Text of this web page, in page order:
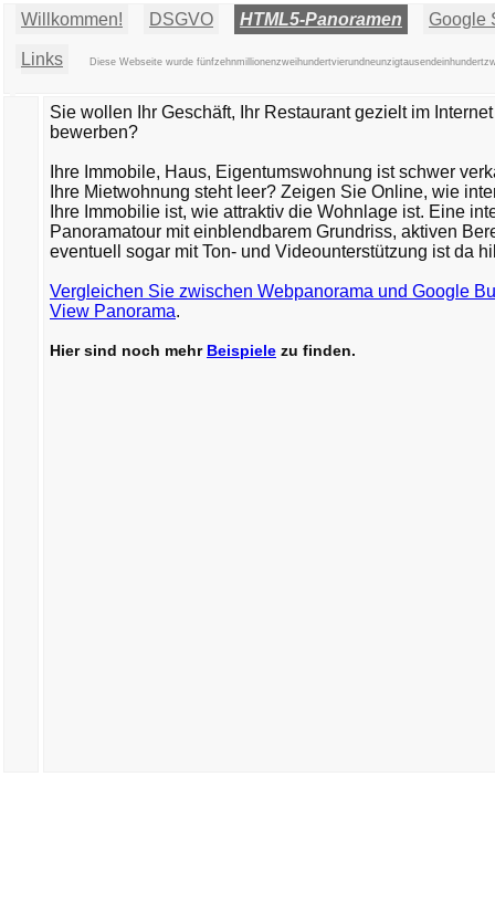
Willkommen! DSGVO HTML5-Panoramen Google
Links Diese Webseite wurde
Sie wollen Ihr Geschäft, Ihr Restaurant gezielt im Internet
bewerben?
Ihre Immobile, Haus, Eigentumswohnung ist schwer
Ihre Mietwohnung steht leer? Zeigen Sie Online, wie
Ihre Immobilie ist, wie attraktiv die Wohnlage ist. Eine
Panoramatour mit einblendbarem Grundriss, aktiven
eventuell sogar mit Ton- und Videounterstützung ist da
Vergleichen Sie zwischen Webpanorama und Google
View Panorama.
Hier sind noch mehr Beispiele zu finden.